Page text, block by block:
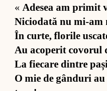
« Ade­sea am pri­mit
Nici­o­dată nu mi-am
În cur­te, flo­rile
Au aco­pe­rit co­vo­rul
La fi­e­care din­tre
O mie de gân­duri